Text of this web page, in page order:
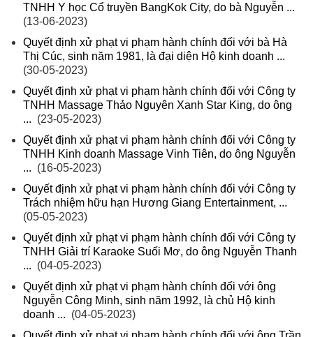
TNHH Y học Cổ truyền BangKok City, do bà Nguyễn ...
(13-06-2023)
Quyết định xử phạt vi phạm hành chính đối với bà Hà
Thị Cúc, sinh năm 1981, là đại diện Hộ kinh doanh ...
(30-05-2023)
Quyết định xử phạt vi phạm hành chính đối với Công ty
TNHH Massage Thảo Nguyên Xanh Star King, do ông
... (23-05-2023)
Quyết định xử phạt vi phạm hành chính đối với Công ty
TNHH Kinh doanh Massage Vinh Tiên, do ông Nguyễn
... (16-05-2023)
Quyết định xử phạt vi phạm hành chính đối với Công ty
Trách nhiệm hữu hạn Hương Giang Entertainment, ...
(05-05-2023)
Quyết định xử phạt vi phạm hành chính đối với Công ty
TNHH Giải trí Karaoke Suối Mơ, do ông Nguyễn Thanh
... (04-05-2023)
Quyết định xử phạt vi phạm hành chính đối với ông
Nguyễn Công Minh, sinh năm 1992, là chủ Hộ kinh
doanh ... (04-05-2023)